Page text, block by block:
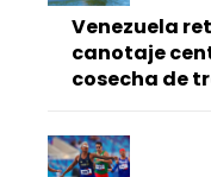
Venezuela
canotaje
cosecha de